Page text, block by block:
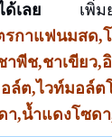
เลย
เพิ่
รกาแฟนมสด,โ
าพีช,ชาเขียว,
มอล์ต,ไวท์ม
,น้ำแดงโซด